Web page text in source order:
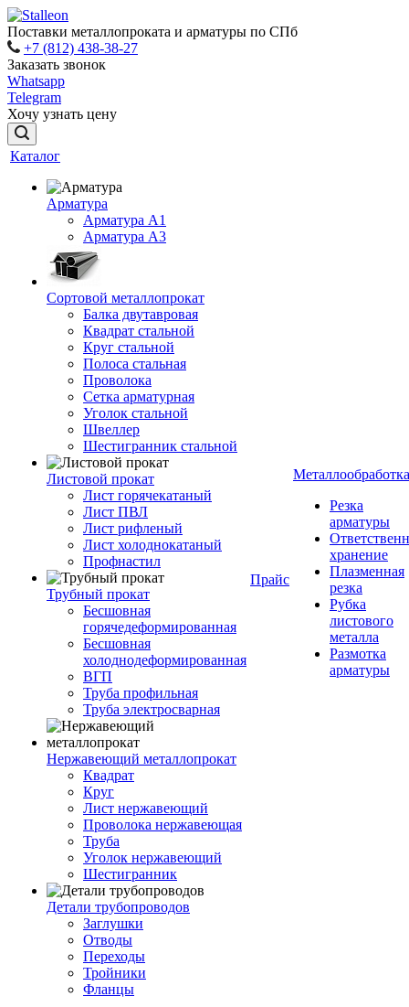
Поставки металлопроката и арматуры по СПб
+7 (812) 438-38-27
Заказать звонок
Whatsapp
Telegram
Хочу узнать цену
Каталог
Арматура
Арматура A1
Арматура А3
Сортовой металлопрокат
Балка двутавровая
Квадрат стальной
Круг стальной
Полоса стальная
Проволока
Сетка арматурная
Уголок стальной
Швеллер
Шестигранник стальной
Листовой прокат
Лист горячекатаный
Лист ПВЛ
Лист рифленый
Лист холоднокатаный
Профнастил
Трубный прокат
Бесшовная
горячедеформированная
Бесшовная
холоднодеформированная
ВГП
Труба профильная
Труба электросварная
Нержавеющий металлопрокат
Квадрат
Круг
Лист нержавеющий
Проволока нержавеющая
Труба
Уголок нержавеющий
Шестигранник
Детали трубопроводов
Заглушки
Отводы
Переходы
Тройники
Фланцы
Прайс
Металлообработка
Резка
арматуры
хранение
Плазменная
резка
Рубка
листового
металла
Размотка
арматуры